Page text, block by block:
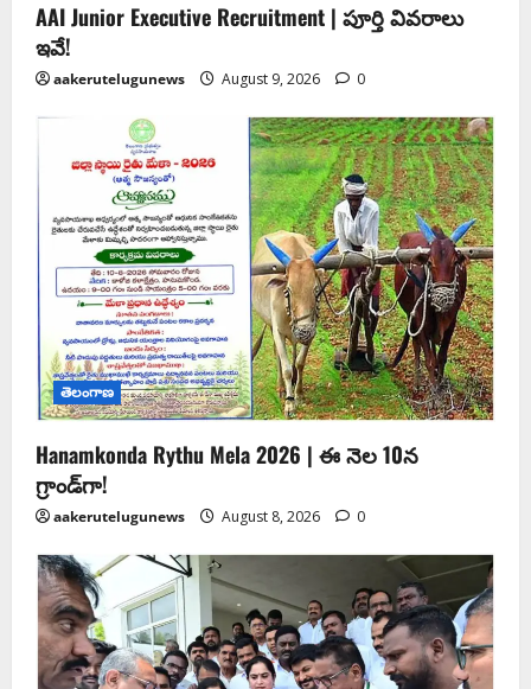
AAI Junior Executive Recruitment | పూర్తి వివరాలు
ఇవే!
aakerutelugunews August 9, 2026 0
తెలంగాణ
Hanamkonda Rythu Mela 2026 | ఈ నెల 10న
గ్రాండ్‌గా!
aakerutelugunews August 8, 2026 0